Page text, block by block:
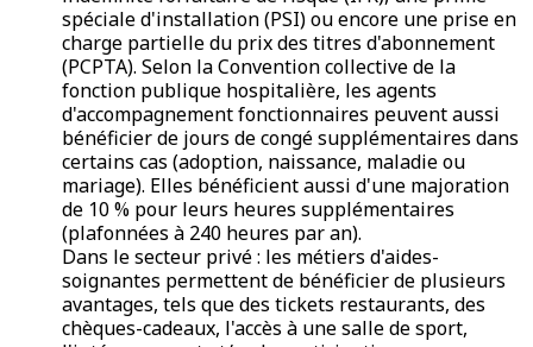
spéciale d'installation (PSI) ou encore une prise en
charge partielle du prix des titres d'abonnement
(PCPTA). Selon la Convention collective de la
fonction publique hospitalière, les agents
d'accompagnement fonctionnaires peuvent aussi
bénéficier de jours de congé supplémentaires dans
certains cas (adoption, naissance, maladie ou
mariage). Elles bénéficient aussi d'une majoration
de 10 % pour leurs heures supplémentaires
(plafonnées à 240 heures par an).
Dans le secteur privé : les métiers d'aides-
soignantes permettent de bénéficier de plusieurs
avantages, tels que des tickets restaurants, des
chèques-cadeaux, l'accès à une salle de sport,